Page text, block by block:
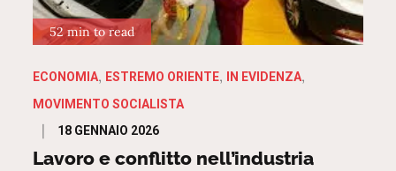
52 min to read
ECONOMIA ESTREMO ORIENTE
IN EVIDENZA
MOVIMENTO SOCIALISTA
Posted
on
18 GENNAIO 2026
Lavoro e conflitto nell’industria